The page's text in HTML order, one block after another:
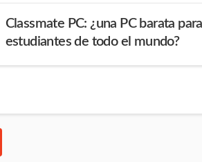
Classmate PC: ¿una PC barata
estudiantes de todo el mundo?